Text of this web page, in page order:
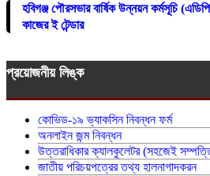
হবিগঞ্জ পৌরসভার বার্ষিক উন্নয়ন কর্মসূচি
কাজের ই টেন্ডার
প্রয়োজনীয় লিঙ্ক
কোভিড-১৯ ভ্যাকসিন নিবন্ধন ফর্ম
অনলাইন জন্ম নিবন্ধন
উত্তরাধিকার ক্যালকুলেটর (সহজেই
জাতীয় পরিচয়পত্রের তথ্য হালনাগাদকরন